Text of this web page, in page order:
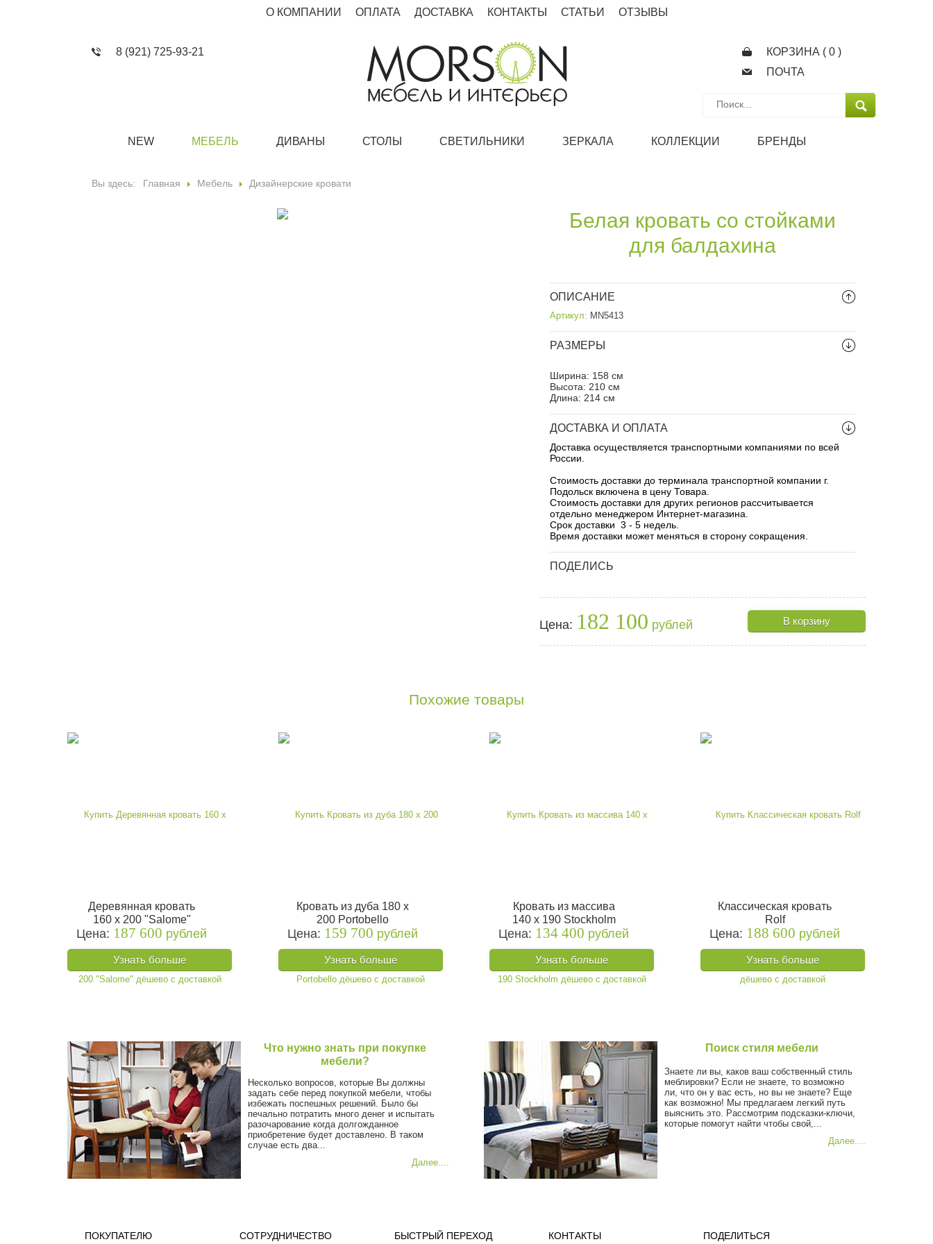
О КОМПАНИИ ОПЛАТА ДОСТАВКА КОНТАКТЫ СТАТЬИ ОТЗЫВЫ
8 (921) 725-93-21 КОРЗИНА ( 0 )
ПОЧТА
NEW МЕБЕЛЬ ДИВАНЫ СТОЛЫ СВЕТИЛЬНИКИ ЗЕРКАЛА КОЛЛЕКЦИИ БРЕНДЫ
Вы здесь: Главная Мебель Дизайнерские кровати
Белая кровать со стойками
для балдахина
ОПИСАНИЕ
Артикул: MN5413
РАЗМЕРЫ
Ширина: 158 см
Высота: 210 см
Длина: 214 см
ДОСТАВКА И ОПЛАТА
Доставка осуществляется транспортными компаниями по всей
России.
Стоимость доставки до терминала транспортной компании г.
Подольск включена в цену Товара.
Стоимость доставки для других регионов рассчитывается
отдельно менеджером Интернет-магазина.
Срок доставки 3 - 5 недель.
Время доставки может меняться в сторону сокращения.
ПОДЕЛИCЬ
Цена: 182 100 рублей В корзину
Похожие товары
Деревянная кровать
160 х 200 "Salome"
Цена: 187 600 рублей
Узнать больше
Кровать из дуба 180 x
200 Portobello
Цена: 159 700 рублей
Узнать больше
Кровать из массива
140 x 190 Stockholm
Цена: 134 400 рублей
Узнать больше
Классическая кровать
Rolf
Цена: 188 600 рублей
Узнать больше
Что нужно знать при покупке
мебели?
Несколько вопросов, которые Вы должны
задать себе перед покупкой мебели, чтобы
избежать поспешных решений. Было бы
печально потратить много денег и испытать
разочарование когда долгожданное
приобретение будет доставлено. В таком
случае есть два...
Далее....
Поиск стиля мебели
Знаете ли вы, каков ваш собственный стиль
меблировки? Если не знаете, то возможно
ли, что он у вас есть, но вы не знаете? Еще
как возможно! Мы предлагаем легкий путь
выяснить это. Рассмотрим подсказки-ключи,
которые помогут найти чтобы свой,...
Далее....
ПОКУПАТЕЛЮ СОТРУДНИЧЕСТВО БЫСТРЫЙ ПЕРЕХОД КОНТАКТЫ ПОДЕЛИТЬСЯ